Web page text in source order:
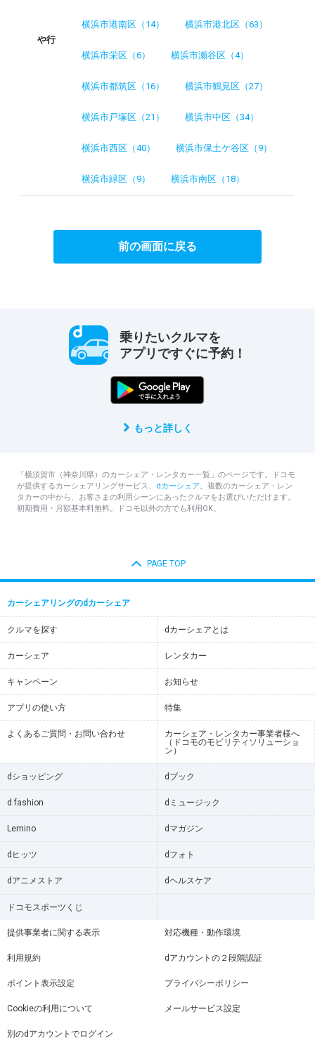
や行
横浜市港南区（14） 横浜市港北区（63）
横浜市栄区（6） 横浜市瀬谷区（4）
横浜市都筑区（16） 横浜市鶴見区（27）
横浜市戸塚区（21） 横浜市中区（34）
横浜市西区（40） 横浜市保土ケ谷区（9）
横浜市緑区（9） 横浜市南区（18）
前の画面に戻る
乗りたいクルマを
アプリですぐに予約！
もっと詳しく
「横須賀市（神奈川県）のカーシェア・レンタカー一覧」のページです。ドコモ
が提供するカーシェアリングサービス、 dカーシェア。複数のカーシェア・レン
タカーの中から、お客さまの利用シーンにあったクルマをお選びいただけます。
初期費用・月額基本料無料。ドコモ以外の方でも利用OK。
PAGE TOP
カーシェアリングのdカーシェア
クルマを探す dカーシェアとは
カーシェア レンタカー
キャンペーン お知らせ
アプリの使い方 特集
よくあるご質問・お問い合わせ
カーシェア・レンタカー事業者様へ
（ドコモのモビリティソリューショ
ン）
dショッピング dブック
d fashion dミュージック
Lemino dマガジン
dヒッツ dフォト
dアニメストア dヘルスケア
ドコモスポーツくじ
提供事業者に関する表示 対応機種・動作環境
利用規約 dアカウントの２段階認証
ポイント表示設定 プライバシーポリシー
Cookieの利用について メールサービス設定
別のdアカウントでログイン